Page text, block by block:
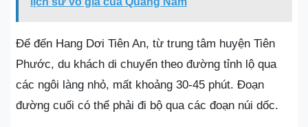
Để đến Hang Dơi Tiên An, từ trung tâm huyện Tiên
Phước, du khách di chuyển theo đường tỉnh lộ qua
các ngôi làng nhỏ, mất khoảng 30-45 phút. Đoạn
đường cuối có thể phải đi bộ qua các đoạn núi dốc.